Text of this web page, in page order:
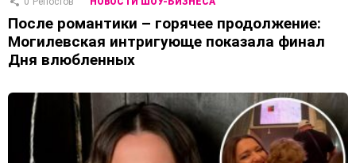
После романтики – горячее продолжение:
Могилевская интригующе показала финал
Дня влюбленных